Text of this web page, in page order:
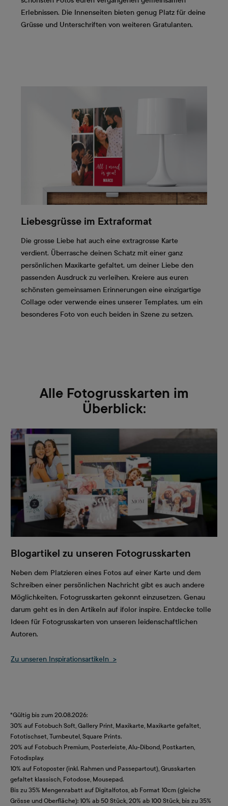
Erlebnissen. Die Innenseiten bieten genug Platz für deine
Grüsse und Unterschriften von weiteren Gratulanten.
Liebesgrüsse im Extraformat
Die grosse Liebe hat auch eine extragrosse Karte
verdient. Überrasche deinen Schatz mit einer ganz
persönlichen Maxikarte gefaltet, um deiner Liebe den
passenden Ausdruck zu verleihen. Kreiere aus euren
schönsten gemeinsamen Erinnerungen eine einzigartige
Collage oder verwende eines unserer Templates, um ein
besonderes Foto von euch beiden in Szene zu setzen.
Alle Fotogrusskarten im
Überblick:
Blogartikel zu unseren Fotogrusskarten
Neben dem Platzieren eines Fotos auf einer Karte und dem
Schreiben einer persönlichen Nachricht gibt es auch andere
Möglichkeiten, Fotogrusskarten gekonnt einzusetzen. Genau
darum geht es in den Artikeln auf ifolor inspire. Entdecke tolle
Ideen für Fotogrusskarten von unseren leidenschaftlichen
Autoren.
Zu unseren Inspirationsartikeln >
*Gültig bis zum 20.08.2026:
30% auf Fotobuch Soft, Gallery Print, Maxikarte, Maxikarte gefaltet,
Fototischset, Turnbeutel, Square Prints.
20% auf Fotobuch Premium, Posterleiste, Alu-Dibond, Postkarten,
Fotodisplay.
10% auf Fotoposter (inkl. Rahmen und Passepartout), Grusskarten
gefaltet klassisch, Fotodose, Mousepad.
Bis zu 35% Mengenrabatt auf Digitalfotos, ab Format 10cm (gleiche
Grösse und Oberfläche): 10% ab 50 Stück, 20% ab 100 Stück, bis zu 35%